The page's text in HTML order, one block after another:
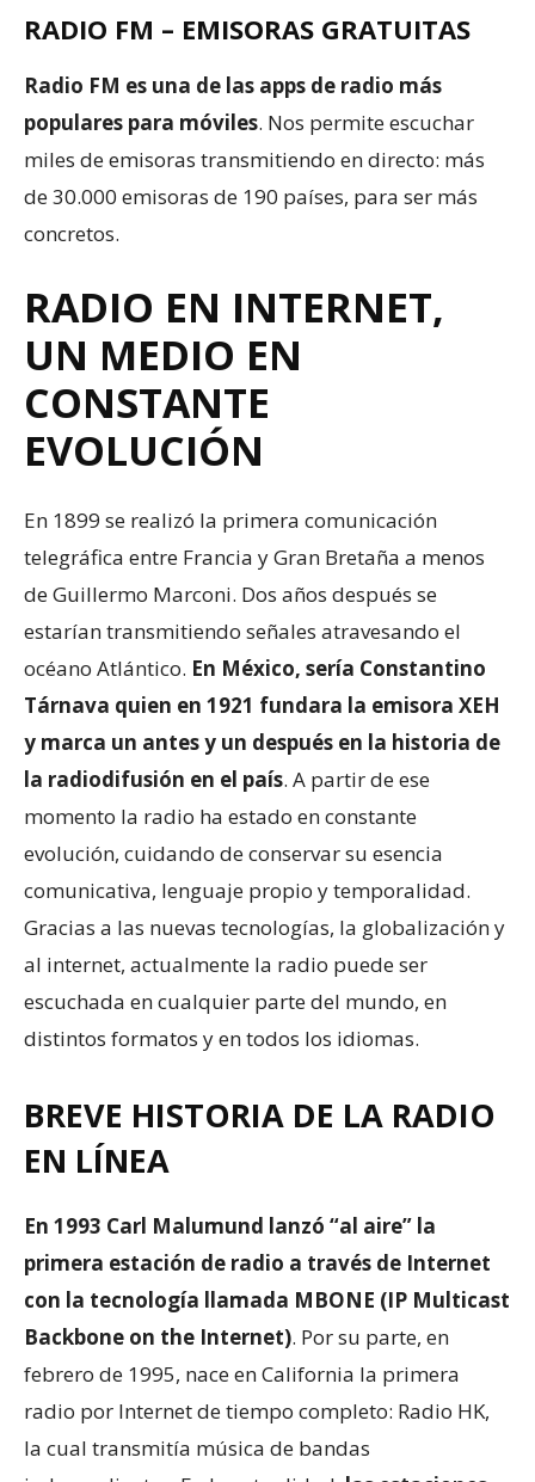
RADIO FM – EMISORAS GRATUITAS
Radio FM es una de las apps de radio más
populares para móviles. Nos permite escuchar
miles de emisoras transmitiendo en directo: más
de 30.000 emisoras de 190 países, para ser más
concretos.
RADIO EN INTERNET,
UN MEDIO EN
CONSTANTE
EVOLUCIÓN
En 1899 se realizó la primera comunicación
telegráfica entre Francia y Gran Bretaña a menos
de Guillermo Marconi. Dos años después se
estarían transmitiendo señales atravesando el
océano Atlántico. En México, sería Constantino
Tárnava quien en 1921 fundara la emisora XEH
y marca un antes y un después en la historia de
la radiodifusión en el país. A partir de ese
momento la radio ha estado en constante
evolución, cuidando de conservar su esencia
comunicativa, lenguaje propio y temporalidad.
Gracias a las nuevas tecnologías, la globalización y
al internet, actualmente la radio puede ser
escuchada en cualquier parte del mundo, en
distintos formatos y en todos los idiomas.
BREVE HISTORIA DE LA RADIO
EN LÍNEA
En 1993 Carl Malumund lanzó “al aire” la
primera estación de radio a través de Internet
con la tecnología llamada MBONE (IP Multicast
Backbone on the Internet). Por su parte, en
febrero de 1995, nace en California la primera
radio por Internet de tiempo completo: Radio HK,
la cual transmitía música de bandas